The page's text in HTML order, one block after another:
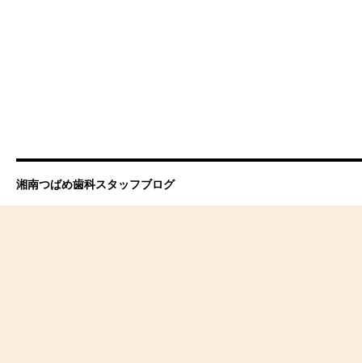
湘南つばめ歯科スタッフブログ